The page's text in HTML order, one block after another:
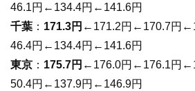
46.1円←134.4円←141.6円
千葉 ： 171.3円 ←171.2円←170.7円
46.4円←134.4円←141.6円
東京 ： 175.7円 ←176.0円←176.1円
50.4円←137.9円←146.9円